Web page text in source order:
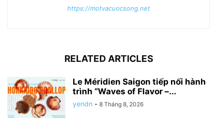
https://motvacuocsong.net
RELATED ARTICLES
Le Méridien Saigon tiếp nối hành
trình “Waves of Flavor –...
yendn - 8 Tháng 8, 2026